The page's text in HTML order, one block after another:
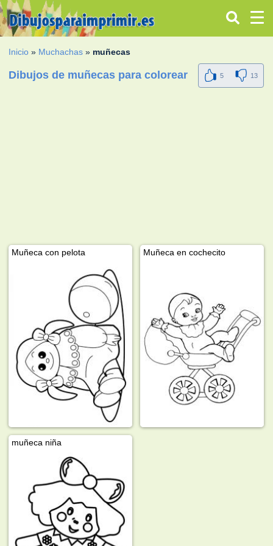
Inicio » Muchachas » muñecas
Dibujos de muñecas para colorear 5 13
Muñeca con pelota Muñeca en cochecito
muñeca niña